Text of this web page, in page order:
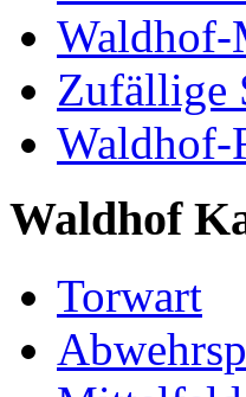
Waldhof-
Zufällige
Waldhof-
Waldhof
Torwart